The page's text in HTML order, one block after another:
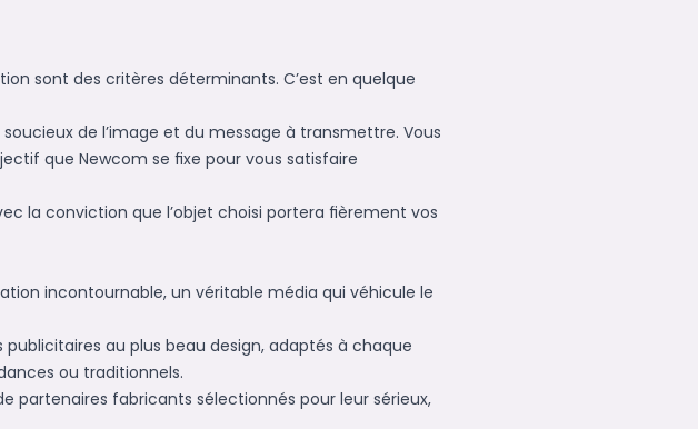
sont des critères déterminants. C’est en quelque
de l’image et du message à transmettre. Vous
que Newcom se ﬁxe pour vous satisfaire
la conviction que l’objet choisi portera ﬁèrement vos
incontournable, un véritable média qui véhicule le
au plus beau design, adaptés à chaque
ou traditionnels.
partenaires fabricants sélectionnés pour leur sérieux,